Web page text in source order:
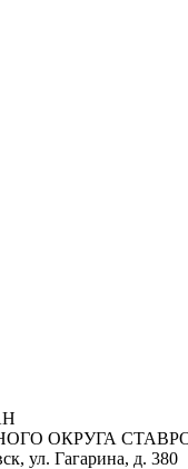
ОКРУГА
ул. Гагарина, д. 380